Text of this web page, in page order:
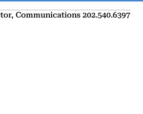
Communications 202.540.6397